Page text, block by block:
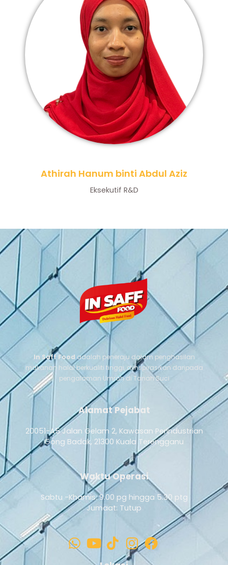
Athirah Hanum binti Abdul Aziz
Eksekutif R&D
In Saff Foodadalah peneraju dalam penghasilan
makanan halal berkualiti tinggi, diinspirasikan daripada
pengalaman Umrah di Tanah Suci
Alamat Pejabat
20051-A5 Jalan Gelam 2, Kawasan Perindustrian
Gong Badak, 21300 Kuala Terengganu
Waktu Operasi
Sabtu -Khamis: 9.00 pg hingga 5.30 ptg
Jumaat: Tutup